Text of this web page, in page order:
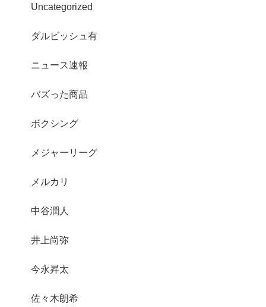
Uncategorized
ダルビッシュ有
ニュース速報
バズった商品
ボクシング
メジャーリーグ
メルカリ
中谷潤人
井上尚弥
今永昇太
佐々木朗希